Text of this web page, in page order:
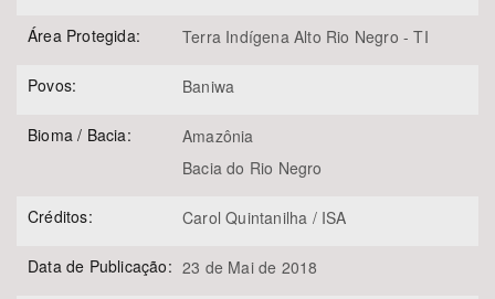
Área Protegida: Terra Indígena Alto Rio Negro - TI
Povos: Baniwa
Bioma / Bacia:
Amazônia
Bacia do Rio Negro
Créditos: Carol Quintanilha / ISA
Data de Publicação: 23 de Mai de 2018